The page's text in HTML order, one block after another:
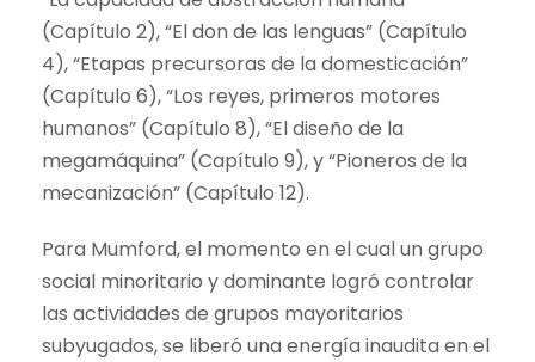
(Capítulo 2), “El don de las lenguas” (Capítulo
4), “Etapas precursoras de la domesticación”
(Capítulo 6), “Los reyes, primeros motores
humanos” (Capítulo 8), “El diseño de la
megamáquina” (Capítulo 9), y “Pioneros de la
mecanización” (Capítulo 12).
Para Mumford, el momento en el cual un grupo
social minoritario y dominante logró controlar
las actividades de grupos mayoritarios
subyugados, se liberó una energía inaudita en el